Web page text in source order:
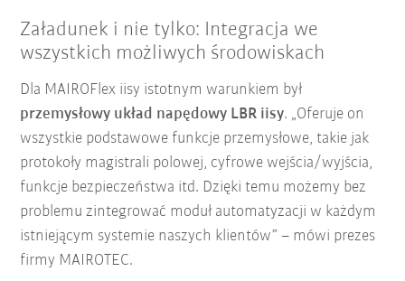
Załadunek i nie tylko: Integracja we
wszystkich możliwych środowiskach
Dla MAIROFlex iisy istotnym warunkiem był
przemysłowy układ napędowy LBR iisy. „Oferuje on
wszystkie podstawowe funkcje przemysłowe, takie jak
protokoły magistrali polowej, cyfrowe wejścia/wyjścia,
funkcje bezpieczeństwa itd. Dzięki temu możemy bez
problemu zintegrować moduł automatyzacji w każdym
istniejącym systemie naszych klientów” – mówi prezes
firmy MAIROTEC.